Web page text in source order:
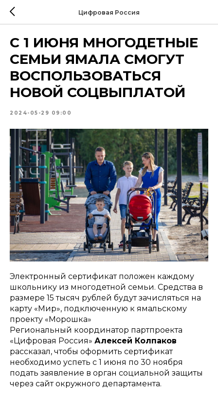
Цифровая Россия
С 1 ИЮНЯ МНОГОДЕТНЫЕ
СЕМЬИ ЯМАЛА СМОГУТ
ВОСПОЛЬЗОВАТЬСЯ
НОВОЙ СОЦВЫПЛАТОЙ
2024-05-29 09:00
Электронный сертификат положен каждому
школьнику из многодетной семьи. Средства в
размере 15 тысяч рублей будут зачисляться на
карту «Мир», подключенную к ямальскому
проекту «Морошка»
Региональный координатор партпроекта
«Цифровая Россия» Алексей Колпаков
рассказал, чтобы оформить сертификат
необходимо успеть с 1 июня по 30 ноября
подать заявление в орган социальной защиты
через сайт окружного департамента.